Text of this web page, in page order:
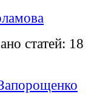
статей: 18